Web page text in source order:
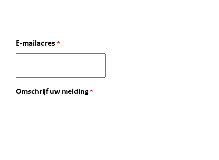
E-mailadres *
Omschrijf uw melding *